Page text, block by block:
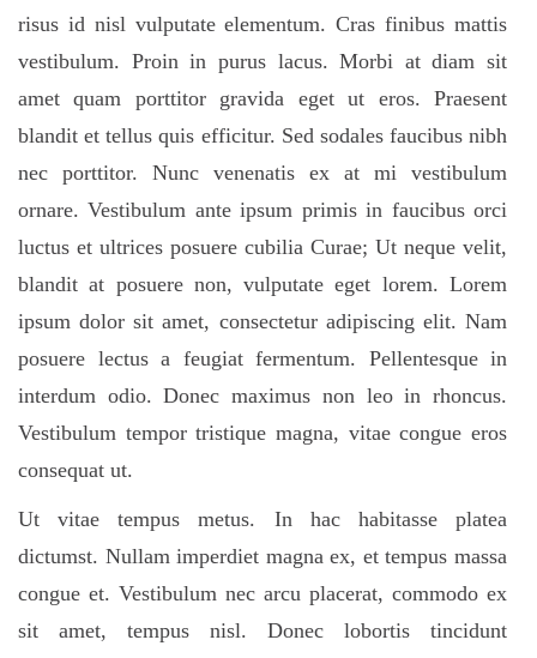
risus id nisl vulputate elementum. Cras finibus mattis
vestibulum. Proin in purus lacus. Morbi at diam sit
amet quam porttitor gravida eget ut eros. Praesent
blandit et tellus quis efficitur. Sed sodales faucibus nibh
nec porttitor. Nunc venenatis ex at mi vestibulum
ornare. Vestibulum ante ipsum primis in faucibus orci
luctus et ultrices posuere cubilia Curae; Ut neque velit,
blandit at posuere non, vulputate eget lorem. Lorem
ipsum dolor sit amet, consectetur adipiscing elit. Nam
posuere lectus a feugiat fermentum. Pellentesque in
interdum odio. Donec maximus non leo in rhoncus.
Vestibulum tempor tristique magna, vitae congue eros
consequat ut.
Ut vitae tempus metus. In hac habitasse platea
dictumst. Nullam imperdiet magna ex, et tempus massa
congue et. Vestibulum nec arcu placerat, commodo ex
sit amet, tempus nisl. Donec lobortis tincidunt